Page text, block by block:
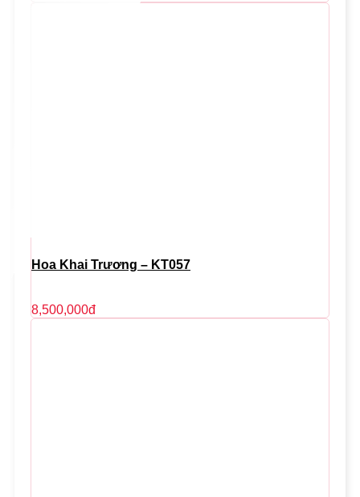
Hoa Khai Trương – KT057
8,500,000đ